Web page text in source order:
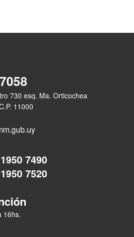
730 esq. Ma. Orticochea
11000
7490
7520
16hs.